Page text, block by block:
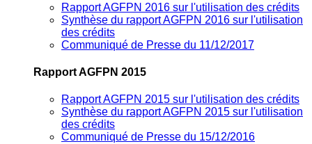
Rapport AGFPN 2016 sur l'utilisation des crédits
Synthèse du rapport AGFPN 2016 sur l'utilisation
des crédits
Communiqué de Presse du 11/12/2017
Rapport AGFPN 2015
Rapport AGFPN 2015 sur l'utilisation des crédits
Synthèse du rapport AGFPN 2015 sur l'utilisation
des crédits
Communiqué de Presse du 15/12/2016